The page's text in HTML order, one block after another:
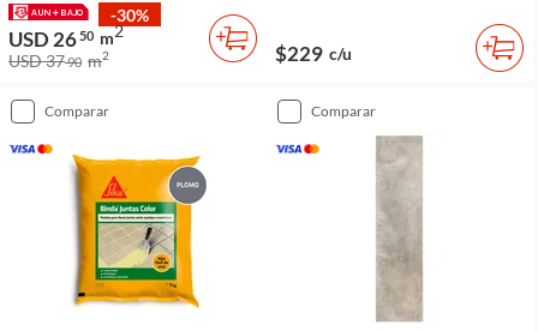
-30%
USD 2650 m2
USD 3790 m2 $229 c/u
comparar comparar